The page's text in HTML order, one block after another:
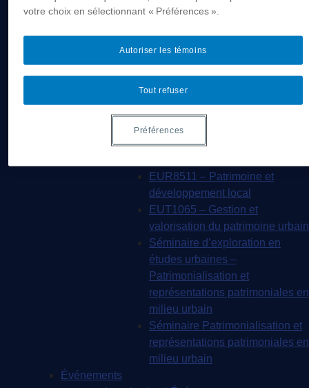
MSL9005 – La
EUR7102 – Dimensions
tourisme
EUR8216 – Méthodes d’analyse
EUR8460 – Patrimoine et
requalification des espaces
EUR8511 – Patrimoine et
développement local
EUT1065 – Gestion et
valorisation du patrimoine urbain
Séminaire d’exploration en
études urbaines –
Patrimonialisation et
représentations patrimoniales en
milieu urbain
Séminaire Patrimonialisation et
représentations patrimoniales en
milieu urbain
Événements
votre choix en sélectionnant « Préférences ».
Tout refuser
Autoriser les témoins
Préférences